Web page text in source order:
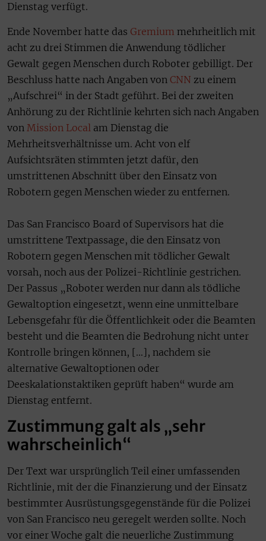
Dienstag verfügt.
Ende November hatte das Gremium mehrheitlich mit
acht zu drei Stimmen die Anwendung tödlicher
Gewalt gegen Menschen durch Roboter gebilligt. Der
Beschluss hatte nach Angaben von CNN zu einem
„Aufschrei“ in der Stadt geführt. Bei der zweiten
Anhörung zu der Richtlinie kehrten sich nach Angaben
von Mission Local am Dienstag die
Mehrheitsverhältnisse um. Acht von elf
Aufsichtsräten stimmten jetzt dafür, den
umstrittenen Abschnitt über den Einsatz von
Robotern gegen Menschen wieder zu entfernen.
Das San Francisco Board of Supervisors hat die
umstrittene Textpassage, die den Einsatz von
Robotern gegen Menschen mit tödlicher Gewalt
vorsah, noch aus der Polizei-Richtlinie gestrichen.
Der Passus „Roboter werden nur dann als tödliche
Gewaltoption eingesetzt, wenn eine unmittelbare
Lebensgefahr für die Öffentlichkeit oder die Beamten
besteht und die Beamten die Bedrohung nicht unter
Kontrolle bringen können, […], nachdem sie
alternative Gewaltoptionen oder
Deeskalationstaktiken geprüft haben“ wurde am
Dienstag entfernt.
Zustimmung galt als „sehr
wahrscheinlich“
Der Text war ursprünglich Teil einer umfassenden
Richtlinie, mit der die Finanzierung und der Einsatz
bestimmter Ausrüstungsgegenstände für die Polizei
von San Francisco neu geregelt werden sollte. Noch
vor einer Woche galt die neuerliche Zustimmung